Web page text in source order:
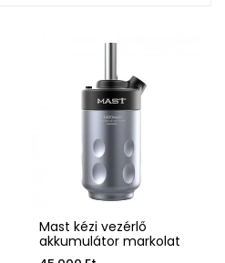
Mast kézi vezérlő
akkumulátor markolat